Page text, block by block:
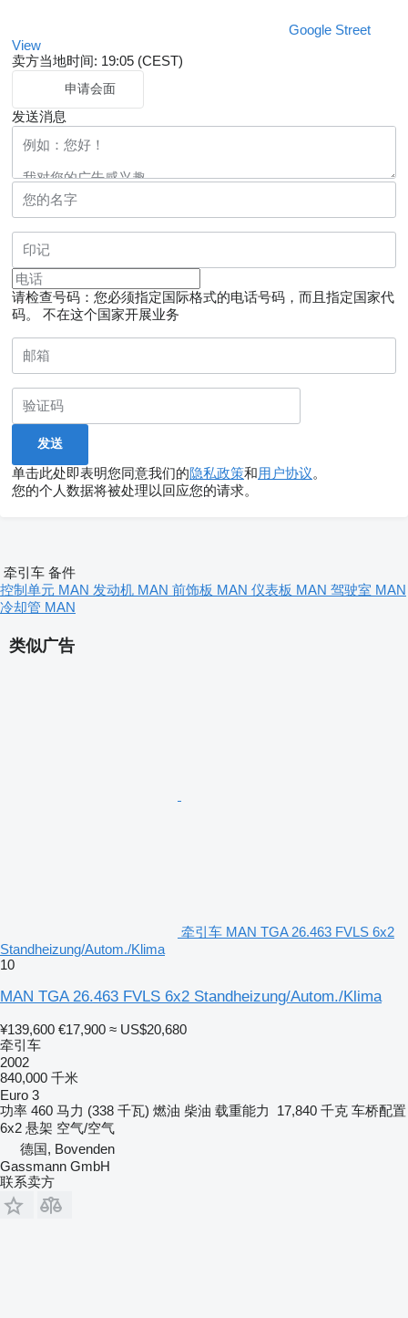
Google Street
View
卖方当地时间: 19:05 (CEST)
申请会面
发送消息
请检查号码：您必须指定国际格式的电话号码，而且指定国家代
码。
不在这个国家开展业务
单击此处即表明您同意我们的隐私政策和用户协议。
您的个人数据将被处理以回应您的请求。
类似广告
牵引车 MAN TGA 26.463 FVLS 6x2
Standheizung/Autom./Klima
10
MAN TGA 26.463 FVLS 6x2 Standheizung/Autom./Klima
¥139,600 €17,900 ≈ US$20,680
牵引车
2002
840,000 千米
Euro 3
功率 460 马力 (338 千瓦) 燃油 柴油 载重能力 17,840 千克 车桥配置
6x2 悬架 空气/空气
德国, Bovenden
Gassmann GmbH
联系卖方
牵引车 备件
控制单元 MAN 发动机 MAN 前饰板 MAN 仪表板 MAN 驾驶室 MAN
冷却管 MAN